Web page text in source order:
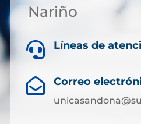
Nariño
 Líneas de
 Correo